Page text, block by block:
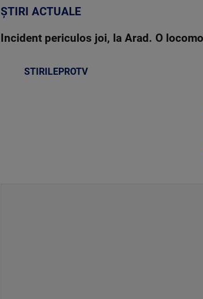
ȘTIRI ACTUALE
Incident periculos joi, la Arad. O
STIRILEPROTV